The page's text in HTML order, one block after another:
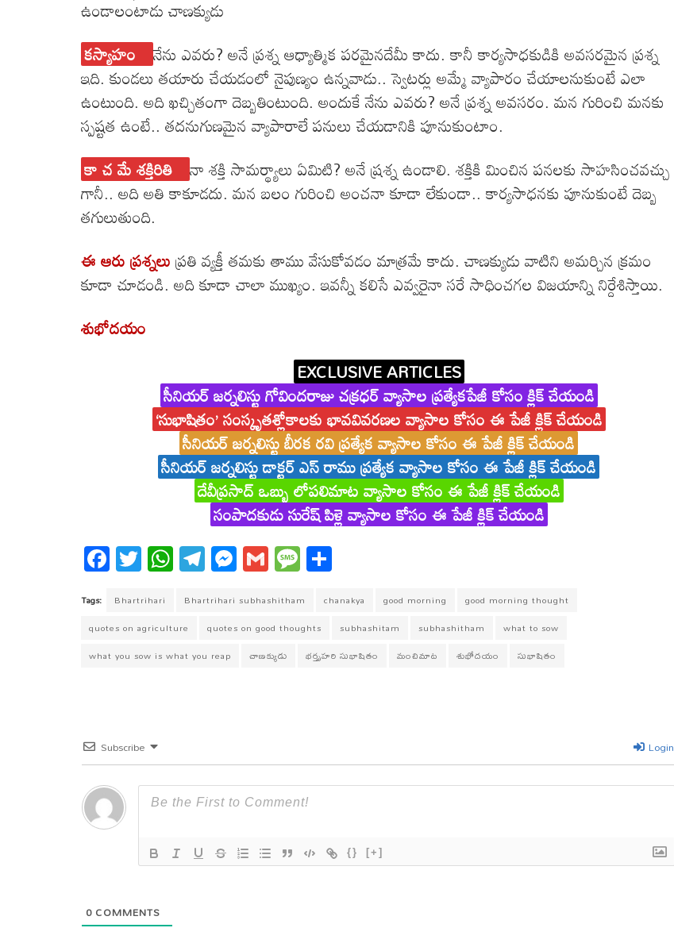
ఉండాలంటాడు చాణక్యుడు
కస్యాహం నేను ఎవరు? అనే ప్రశ్న ఆధ్యాత్మిక పరమైనదేమీ కాదు. కానీ కార్యసాధకుడికి అవసరమైన ప్రశ్న
ఇది. కుండలు తయారు చేయడంలో నైపుణ్యం ఉన్నవాడు.. స్వెటర్లు అమ్మే వ్యాపారం చేయాలనుకుంటే ఎలా
ఉంటుంది. అది ఖచ్చితంగా దెబ్బతింటుంది. అందుకే నేను ఎవరు? అనే ప్రశ్న అవసరం. మన గురించి మనకు
స్పష్టత ఉంటే.. తదనుగుణమైన వ్యాపారాలే పనులు చేయడానికి పూనుకుంటాం.
కా చ మే శక్తిరితి నా శక్తి సామర్థ్యాలు ఏమిటి? అనే ష్రశ్న ఉండాలి. శక్తికి మించిన పనలకు సాహసించవచ్చు
గానీ.. అది అతి కాకూడదు. మన బలం గురించి అంచనా కూడా లేకుండా.. కార్యసాధనకు పూనుకుంటే దెబ్బ
తగులుతుంది.
ఈ ఆరు ప్రశ్నలుప్రతి వ్యక్తీ తమకు తాము వేసుకోవడం మాత్రమే కాదు. చాణక్యుడు వాటిని అమర్చిన క్రమం
కూడా చూడండి. అది కూడా చాలా ముఖ్యం. ఇవన్నీ కలిసే ఎవ్వరైనా సరే సాధించగల విజయాన్ని నిర్దేశిస్తాయి.
శుభోదయం
EXCLUSIVE ARTICLES
సీనియర్ జర్నలిస్టు గోవిందరాజు చక్రధర్ వ్యాసాల ప్రత్యేకపేజీ కోసం క్లిక్ చేయండి
‘సుభాషితం’ సంస్కృతశ్లోకాలకు భావవివరణల వ్యాసాల కోసం ఈ పేజీ క్లిక్ చేయండి
సీనియర్ జర్నలిస్టు బీరక రవి ప్రత్యేక వ్యాసాల కోసం ఈ పేజీ క్లిక్ చేయండి
సీనియర్ జర్నలిస్టు డాక్టర్ ఎస్ రాము ప్రత్యేక వ్యాసాల కోసం ఈ పేజీ క్లిక్ చేయండి
దేవీప్రసాద్ ఒబ్బు లోపలిమాట వ్యాసాల కోసం ఈ పేజీ క్లిక్ చేయండి
సంపాదకుడు సురేష్ పిళ్లె వ్యాసాల కోసం ఈ పేజీ క్లిక్ చేయండి
Fa
ce
bo
ok
T
wi
tt
er
W
ha
ts
A
pp
T
el
eg
ra
m
M
es
se
ng
er
G
m
ail
M
es
sa
ge
re
Tags: Bhartrihari Bhartrihari subhashitham chanakya good morning
good morning thought
quotes on agriculture
quotes on good thoughts subhashitam subhashitham
what to sow
what you sow is what you reap
చాణక్యుడు భర్తృహరి సుభాషితం మంచిమాట శుభోదయం సుభాషితం
Subscribe Login
{} [+]
0COMMENTS